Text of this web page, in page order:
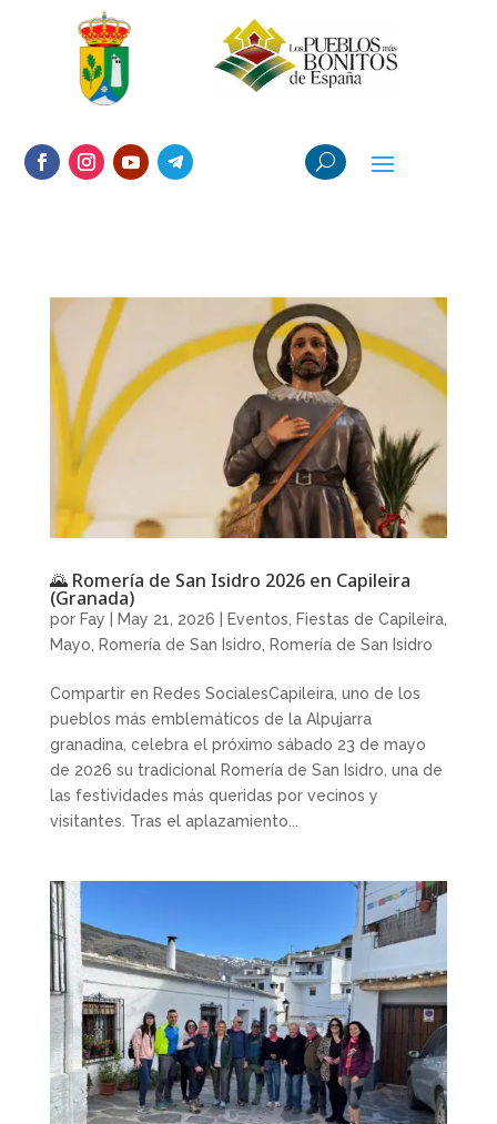
🌄 Romería de San Isidro 2026 en Capileira
(Granada)
por Fay | May 21, 2026 | Eventos Fiestas de Capileira,
Mayo Romería de San Isidro Romería de San Isidro
Compartir en Redes SocialesCapileira, uno de los
pueblos más emblemáticos de la Alpujarra
granadina, celebra el próximo sábado 23 de mayo
de 2026 su tradicional Romería de San Isidro, una de
las festividades más queridas por vecinos y
visitantes. Tras el aplazamiento...